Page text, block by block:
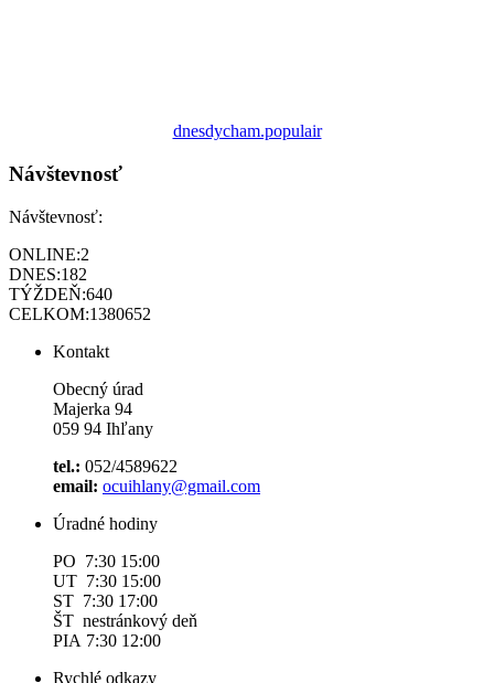
dnesdycham.populair
Návštevnosť
Návštevnosť:
ONLINE:2
DNES:182
TÝŽDEŇ:640
CELKOM:1380652
Kontakt
Obecný úrad
Majerka 94
059 94 Ihľany
tel.: 052/4589622
email: ocuihlany@gmail.com
Úradné hodiny
PO 7:30 15:00
UT 7:30 15:00
ST 7:30 17:00
ŠT nestránkový deň
PIA 7:30 12:00
Rychlé odkazy